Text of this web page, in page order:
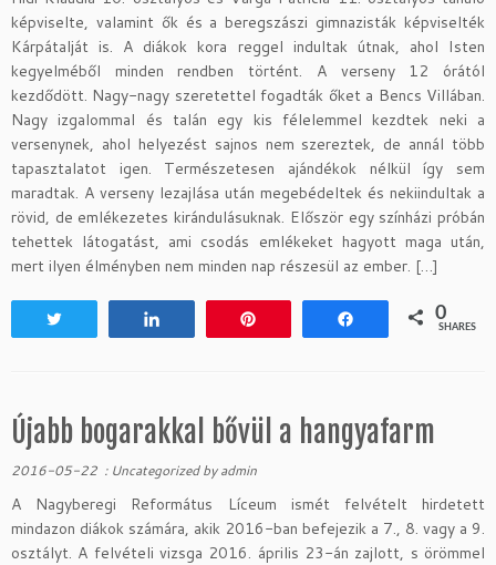
képviselte, valamint ők és a beregszászi gimnazisták képviselték
Kárpátalját is. A diákok kora reggel indultak útnak, ahol Isten
kegyelméből minden rendben történt. A verseny 12 órától
kezdődött. Nagy-nagy szeretettel fogadták őket a Bencs Villában.
Nagy izgalommal és talán egy kis félelemmel kezdtek neki a
versenynek, ahol helyezést sajnos nem szereztek, de annál több
tapasztalatot igen. Természetesen ajándékok nélkül így sem
maradtak. A verseny lezajlása után megebédeltek és nekiindultak a
rövid, de emlékezetes kirándulásuknak. Először egy színházi próbán
tehettek látogatást, ami csodás emlékeket hagyott maga után,
mert ilyen élményben nem minden nap részesül az ember. […]
0
SHARES
Újabb bogarakkal bővül a hangyafarm
2016-05-22 : Uncategorizedbyadmin
A Nagyberegi Református Líceum ismét felvételt hirdetett
mindazon diákok számára, akik 2016-ban befejezik a 7., 8. vagy a 9.
osztályt. A felvételi vizsga 2016. április 23-án zajlott, s örömmel